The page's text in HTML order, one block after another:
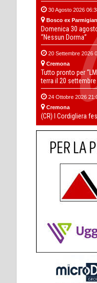
30 Agosto 2026
Bosco ex
Domenica 30
“Nessun Dorma”
20 Settembre 2026
Cremona
Tutto pronto per
terra il 20 settembre
24 Ottobre 2026
Cremona
(CR) I Cordigliera